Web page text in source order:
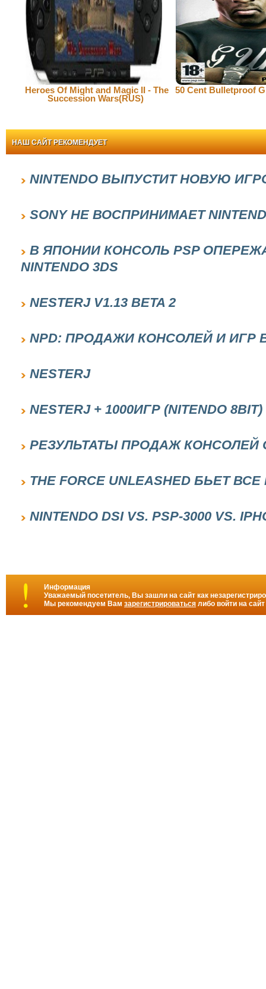
Heroes Of Might and Magic II - The
Succession Wars(RUS)
50 Cent Bulletproof
НАШ САЙТ РЕКОМЕНДУЕТ
NINTENDO ВЫПУСТИТ НОВУЮ
SONY НЕ ВОСПРИНИМАЕТ
В ЯПОНИИ КОНСОЛЬ PSP
NINTENDO 3DS
NESTERJ V1.13 BETA 2
NPD: ПРОДАЖИ КОНСОЛЕЙ И ИГР
NESTERJ
NESTERJ + 1000ИГР (NITENDO 8BIT)
РЕЗУЛЬТАТЫ ПРОДАЖ КОНСОЛЕЙ
THE FORCE UNLEASHED БЬЕТ
NINTENDO DSI VS. PSP-3000 VS.
Информация
Уважаемый посетитель, Вы зашли на сайт как
Мы рекомендуем Вам зарегистрироваться либо войти на